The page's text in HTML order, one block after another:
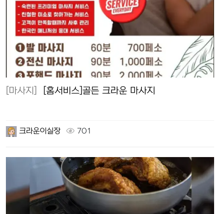
[마사지] [홈서비스]골든 크라운 마사지
크라운이실장 701